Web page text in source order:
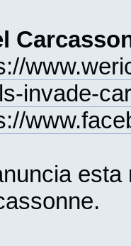
invade-